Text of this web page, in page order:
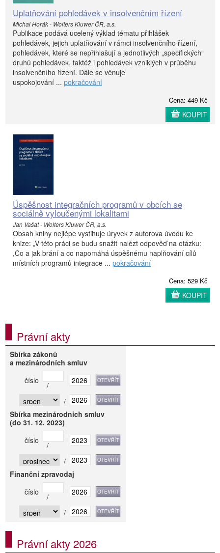
Uplatňování pohledávek v insolvenčním řízení
Michal Horák - Wolters Kluwer ČR, a.s.
Publikace podává ucelený výklad tématu přihlášek
pohledávek, jejich uplatňování v rámci insolvenčního řízení,
pohledávek, které se nepřihlašují a jednotlivých „specifických“
druhů pohledávek, taktéž i pohledávek vzniklých v průběhu
insolvenčního řízení. Dále se věnuje
uspokojování ... pokračování
Cena: 449 Kč
KOUPIT
Úspěšnost integračních programů v obcích se
sociálně vyloučenými lokalitami
Jan Vašat - Wolters Kluwer ČR, a.s.
Obsah knihy nejlépe vystihuje úryvek z autorova úvodu ke
knize: „V této práci se budu snažit nalézt odpověď na otázku:
,Co a jak brání a co napo­máhá úspěšnému naplňování cílů
místních programů integrace ... pokračování
Cena: 529 Kč
KOUPIT
Právní akty
Sbírka zákonů
a mezinárodních smluv
číslo
/
/
Sbírka mezinárodních smluv
(do 31. 12. 2023)
číslo
/
/
Finanční zpravodaj
číslo
/
/
Právní akty 2026